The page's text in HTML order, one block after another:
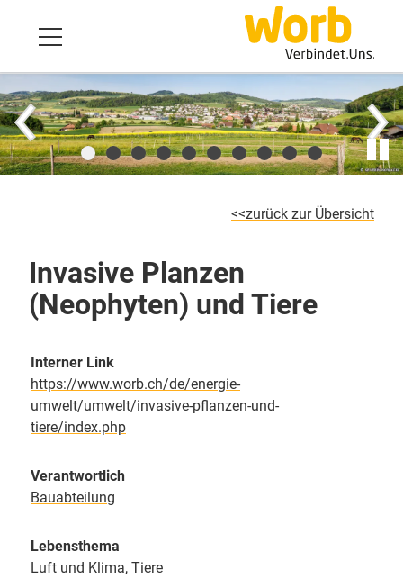
zurück zur Übersicht
Invasive Planzen
(Neophyten) und Tiere
Interner Link
https://www.worb.ch/de/energie-
umwelt/umwelt/invasive-pflanzen-und-
tiere/index.php
Verantwortlich
Bauabteilung
Lebensthema
Luft und Klima, Tiere